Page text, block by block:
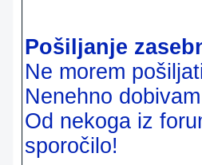
Pošiljanje
Ne morem
Nenehno
Od nekoga iz
sporočilo!